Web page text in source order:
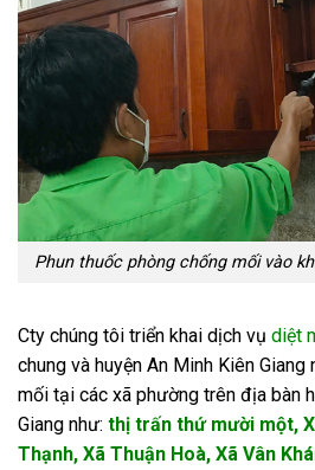
Phun thuốc phòng chống mối vào
Cty chúng tôi triển khai dịch vụ diệt
chung và huyện An Minh Kiên
mối tại các xã phường trên địa bàn
Giang như: thị trấn thứ mười một,
Thạnh, Xã Thuận Hoà, Xã Vân